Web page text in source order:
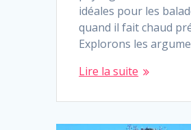
idéales pour les
quand il fait chaud
Explorons les
Lire la suite